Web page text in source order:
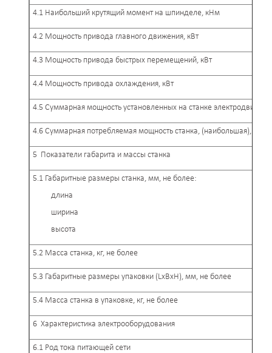
4.1 Наибольший крутящий момент на шпинделе, кНм
4.2 Мощность привода главного движения, кВт
4.3 Мощность привода быстрых перемещений, кВт
4.4 Мощность привода охлаждения, кВт
4.5 Суммарная мощность установленных на станке
4.6 Суммарная потребляемая мощность станка, (наибольшая), кВт
5 Показатели габарита и массы станка
5.1 Габаритные размеры станка, мм, не более:
длина
ширина
высота
5.2 Масса станка, кг, не более
5.3 Габаритные размеры упаковки (LхBхH), мм, не более
5.4 Масса станка в упаковке, кг, не более
6 Характеристика электрооборудования
6.1 Род тока питающей сети